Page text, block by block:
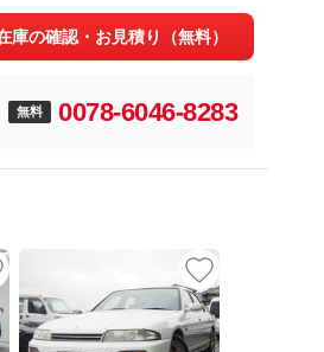
庫の確認・お見積り（無料）
無料 0078-6046-8283